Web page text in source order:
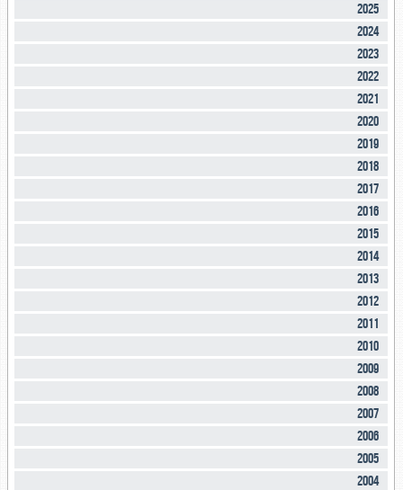
2025
2024
2023
2022
2021
2020
2019
2018
2017
2016
2015
2014
2013
2012
2011
2010
2009
2008
2007
2006
2005
2004